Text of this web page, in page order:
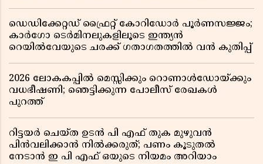
ഡെഡിക്കേറ്റഡ് ഫ്രൈറ്റ് കോറിഡോർ പൂർണസജ്ജം;
കാർഗോ ടെർമിനലുകളിലൂടെ ഇന്ത്യൻ
റെയിൽവേയുടെ ചരക്ക് ഗതാഗതത്തിൽ വൻ കുതിപ്പ്
2026 ലോകകപ്പിൽ മെസ്സിക്കും റൊണാൾഡോയ്ക്കും
വധഭീഷണി; ഞെട്ടിക്കുന്ന പോലീസ് രേഖകൾ
പുറത്ത്
റിട്ടയർ ചെയ്ത ഉടൻ പി എഫ് തുക മുഴുവൻ
പിൻവലിക്കാൻ നിൽക്കരുത്; പണം കൂടുതൽ
നേടാൻ ഇ പി എഫ് ഒയുടെ നിയമം അറിയാം